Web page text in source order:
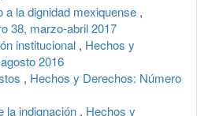
a la dignidad mexiquense ,
38, marzo-abril 2017
institucional , Hechos y
2016
, Hechos y Derechos: Número
la indignación , Hechos y